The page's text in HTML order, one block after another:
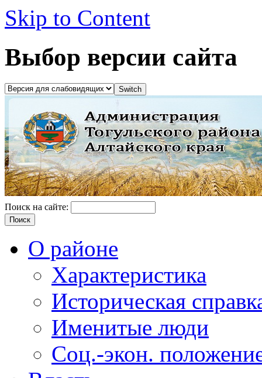
Skip to Content
Выбор версии сайта
Поиск на сайте:
О районе
Характеристика
Историческая
Именитые люди
Соц.-экон.